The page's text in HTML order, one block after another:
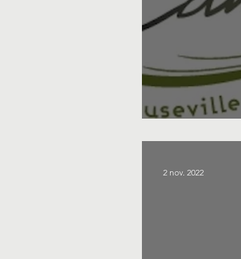
2 nov. 2022